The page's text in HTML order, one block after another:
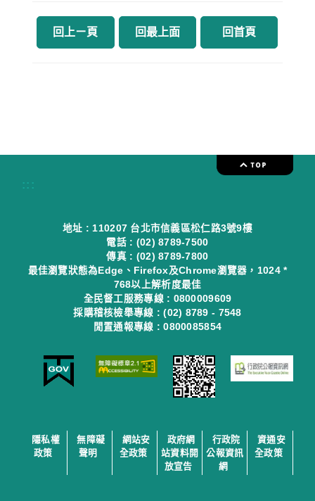
回上ㄧ頁 回最上面 回首頁
:::
地址 : 110207 台北市信義區松仁路3號9樓
電話 : (02) 8789-7500
傳真 : (02) 8789-7800
最佳瀏覽狀態為Edge、Firefox及Chrome瀏覽器，1024 *
768以上解析度最佳
全民督工服務專線 : 0800009609
採購稽核檢舉專線 : (02) 8789 - 7548
閒置通報專線 : 0800085854
隱私權
政策
無障礙
聲明
網站安
全政策
政府網
站資料開
放宣告
行政院
公報資訊
網
資通安
全政策